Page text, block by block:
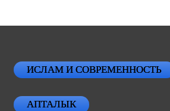
ИСЛАМ И СОВРЕМЕННОСТЬ
АПТАЛЫК